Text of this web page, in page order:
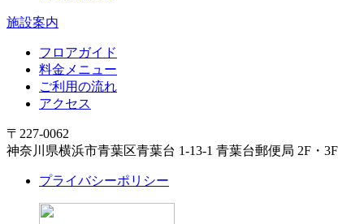
施設案内
フロアガイド
料金メニュー
ご利用の流れ
アクセス
〒227-0062
神奈川県横浜市青葉区青葉台 1-13-1 青葉台郵便局 2F・3F
プライバシーポリシー